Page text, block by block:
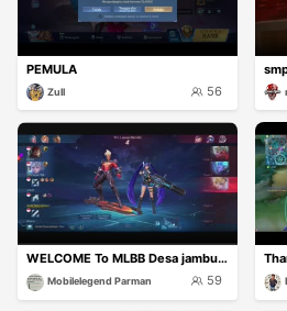
PEMULA
Zull 56
WELCOME To MLBB Desa jambuair
Mobilelegend Parman 59